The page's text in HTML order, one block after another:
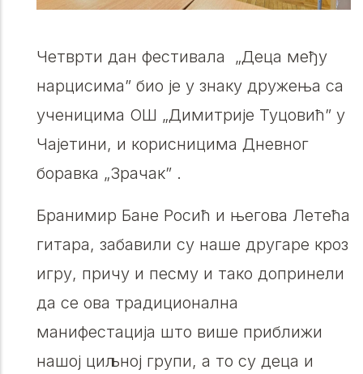
Четврти дан фестивала „Деца међу
нарцисима” био је у знаку дружења са
ученицима ОШ „Димитрије Туцовић” у
Чајетини, и корисницима Дневног
боравка „Зрачак” .
Бранимир Бане Росић и његова Летећа
гитара, забавили су наше другаре кроз
игру, причу и песму и тако допринели
да се ова традиционална
манифестација што више приближи
нашој циљној групи, а то су деца и